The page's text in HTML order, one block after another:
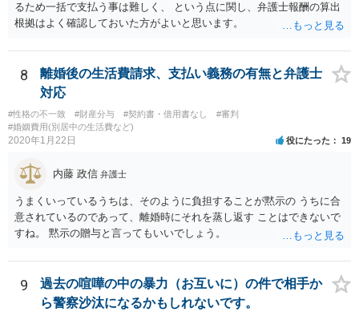
るため一括で支払う事は難しく、 という点に関し、弁護士報酬の算出
根拠はよく確認しておいた方がよいと思います。
8
離婚後の生活費請求、支払い義務の有無と弁護士
対応
#性格の不一致 #財産分与 #契約書・借用書なし
#審判
#婚姻費用(別居中の生活費など)
2020年1月22日 役にたった 19
内藤 政信 弁護士
うまくいっているうちは、そのように負担することが黙示の うちに合
意されているのであって、離婚時にそれを蒸し返す ことはできないで
すね。 黙示の贈与と言ってもいいでしょう。
9
過去の喧嘩の中の暴力（お互いに）の件で相手か
ら警察沙汰になるかもしれないです。